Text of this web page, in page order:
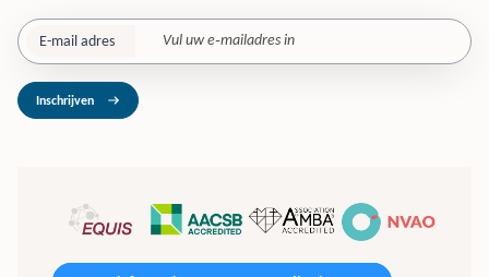
E-mail adres
Inschrijven